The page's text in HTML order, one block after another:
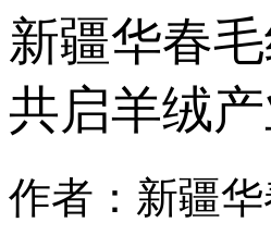
新疆华春
共启羊绒
作者：新疆